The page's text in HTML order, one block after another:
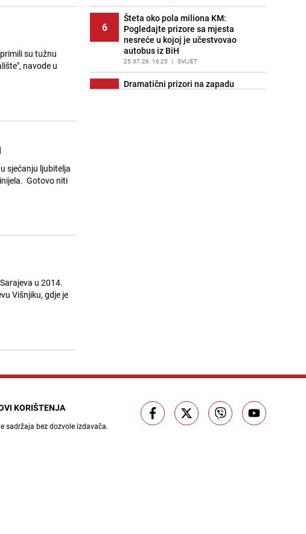
su tužnu
navode u
sjećanju ljubitelja
Gotovo niti
u 2014.
Višnjiku, gdje je
6
Šteta oko pola miliona KM:
Pogledajte prizore sa mjesta
nesreće u kojoj je učestvovao
autobus iz BiH
25.07.26. 16:25 | SVIJET
7
Dramatični prizori na zapadu
12
toplotnog talasa stiže nevrijeme,
25.07.26. 17:06 BOSNA I HERCEGOVINA
Na ruci nosi zanimljiv detalj: Tarik
KORIŠTENJA
sadržaja bez dozvole izdavača.